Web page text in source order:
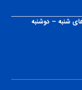
شنبه – دوشنبه